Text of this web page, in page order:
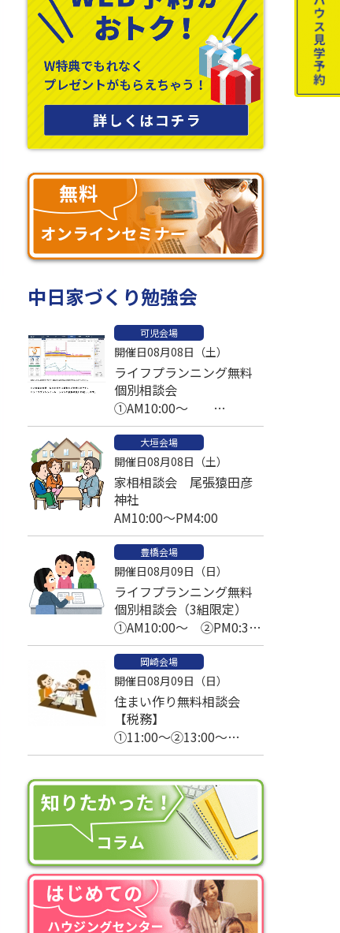
中日家づくり勉強会
可児会場
開催日08月08日（土）
ライフプランニング無料
個別相談会
①AM10:00～
②PM1:00～ ③PM2:30～
予約済大垣会場
開催日08月08日（土）
家相相談会 尾張猿田彦
神社
AM10:00～PM4:00
豊橋会場
開催日08月09日（日）
ライフプランニング無料
個別相談会（3組限定）
①AM10:00～ ②PM0:30
～ ③PM2:30～
岡崎会場
開催日08月09日（日）
住まい作り無料相談会
【税務】
①11:00～②13:00～
③14:00～④15:00～